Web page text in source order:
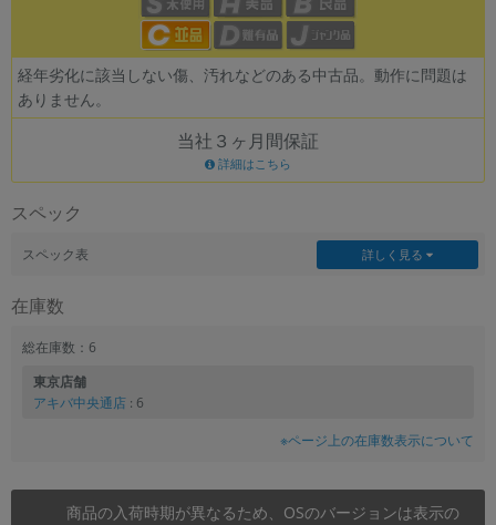
経年劣化に該当しない傷、汚れなどのある中古品。動作に問題は
ありません。
当社３ヶ月間保証
詳細はこちら
スペック
スペック表 詳しく見る
在庫数
総在庫数：6
東京店舗
アキバ中央通店 : 6
※ページ上の在庫数表示について
商品の入荷時期が異なるため、OSのバージョンは表示の